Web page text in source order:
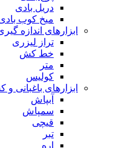
دریل بادی
میخ کوب
ابزارهای اندازه
تراز لیزری
خط کش
متر
کولیس
ابزارهای باغبانی
آبپاش
سمپاش
قیچی
تبر
اره